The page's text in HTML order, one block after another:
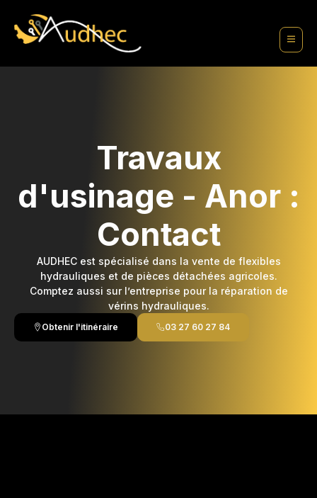
principal
Travaux
d'usinage - Anor :
Contact
AUDHEC est spécialisé dans la vente de flexibles
hydrauliques et de pièces détachées agricoles.
Comptez aussi sur l’entreprise pour la réparation de
vérins hydrauliques.
Obtenir l'itinéraire 03 27 60 27 84